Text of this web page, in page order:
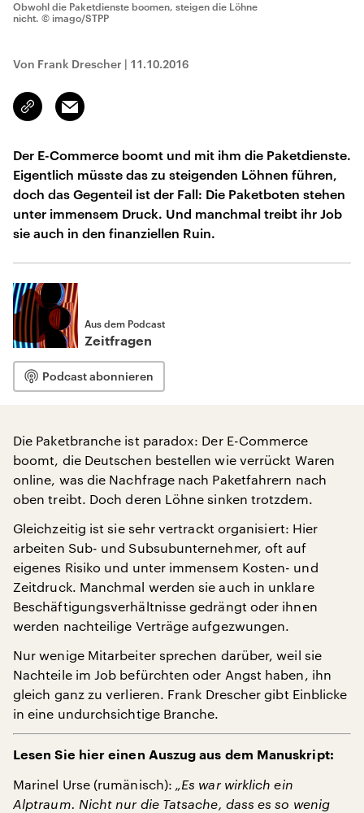
Obwohl die Paketdienste boomen, steigen die Löhne
nicht. © imago/STPP
Von Frank Drescher | 11.10.2016
Link
kopieren/teilen
Email
Der E-Commerce boomt und mit ihm die Paketdienste.
Eigentlich müsste das zu steigenden Löhnen führen,
doch das Gegenteil ist der Fall: Die Paketboten stehen
unter immensem Druck. Und manchmal treibt ihr Job
sie auch in den finanziellen Ruin.
Aus dem Podcast
Zeitfragen
Podcast abonnieren
Die Paketbranche ist paradox: Der E-Commerce
boomt, die Deutschen bestellen wie verrückt Waren
online, was die Nachfrage nach Paketfahrern nach
oben treibt. Doch deren Löhne sinken trotzdem.
Gleichzeitig ist sie sehr vertrackt organisiert: Hier
arbeiten Sub- und Subsubunternehmer, oft auf
eigenes Risiko und unter immensem Kosten- und
Zeitdruck. Manchmal werden sie auch in unklare
Beschäftigungsverhältnisse gedrängt oder ihnen
werden nachteilige Verträge aufgezwungen.
Nur wenige Mitarbeiter sprechen darüber, weil sie
Nachteile im Job befürchten oder Angst haben, ihn
gleich ganz zu verlieren. Frank Drescher gibt Einblicke
in eine undurchsichtige Branche.
Lesen Sie hier einen Auszug aus dem Manuskript:
Marinel Urse (rumänisch): „Es war wirklich ein
Alptraum. Nicht nur die Tatsache, dass es so wenig